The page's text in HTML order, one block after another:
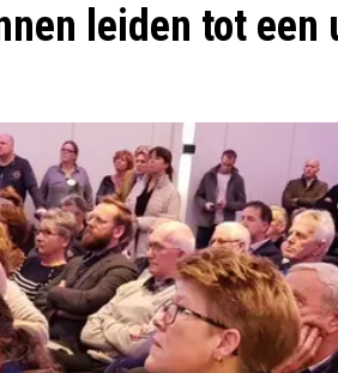
leiden tot een